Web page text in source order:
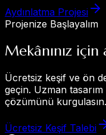
Aydınlatma Projesi
Projenize Başlayalım
Mekânınız için
Ücretsiz keşif ve ön
geçin. Uzman
çözümünü kurgulasın.
Ücretsiz Keşif Talebi